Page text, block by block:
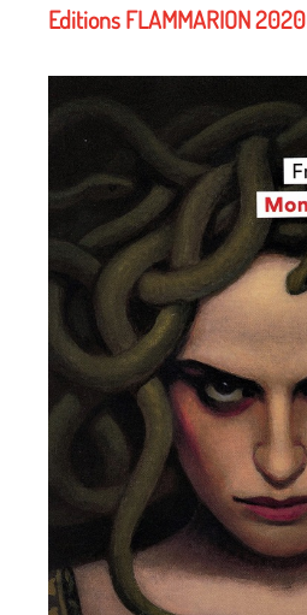
Editions FLAMMARION 2020